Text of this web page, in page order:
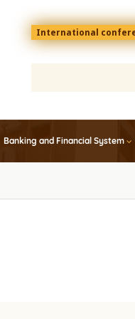
Menu
top
En
International
Banking and Financial System